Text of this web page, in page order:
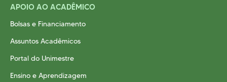
APOIO AO ACADÊMICO
Bolsas e Financiamento
Assuntos Acadêmicos
Portal do Unimestre
Ensino e Aprendizagem